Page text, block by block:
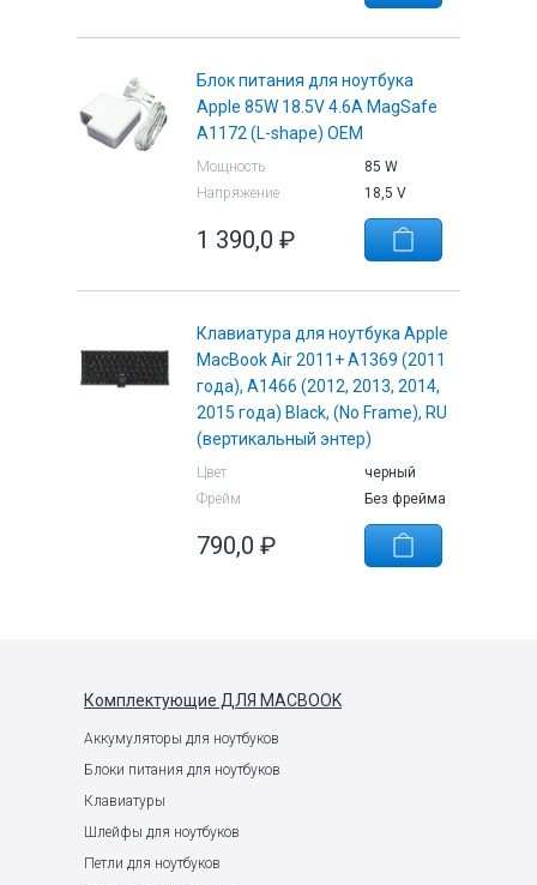
Блок питания для ноутбука
Apple 85W 18.5V 4.6A MagSafe
A1172 (L-shape) OEM
Мощность
85 W
Напряжение
18,5 V
1 390,0 ₽
Клавиатура для ноутбука Apple
MacBook Air 2011+ A1369 (2011
года), A1466 (2012, 2013, 2014,
2015 года) Black, (No Frame), RU
(вертикальный энтер)
Цвет
черный
Фрейм
Без фрейма
790,0 ₽
Комплектующие ДЛЯ MACBOOK
Аккумуляторы для ноутбуков
Блоки питания для ноутбуков
Клавиатуры
Шлейфы для ноутбуков
Петли для ноутбуков